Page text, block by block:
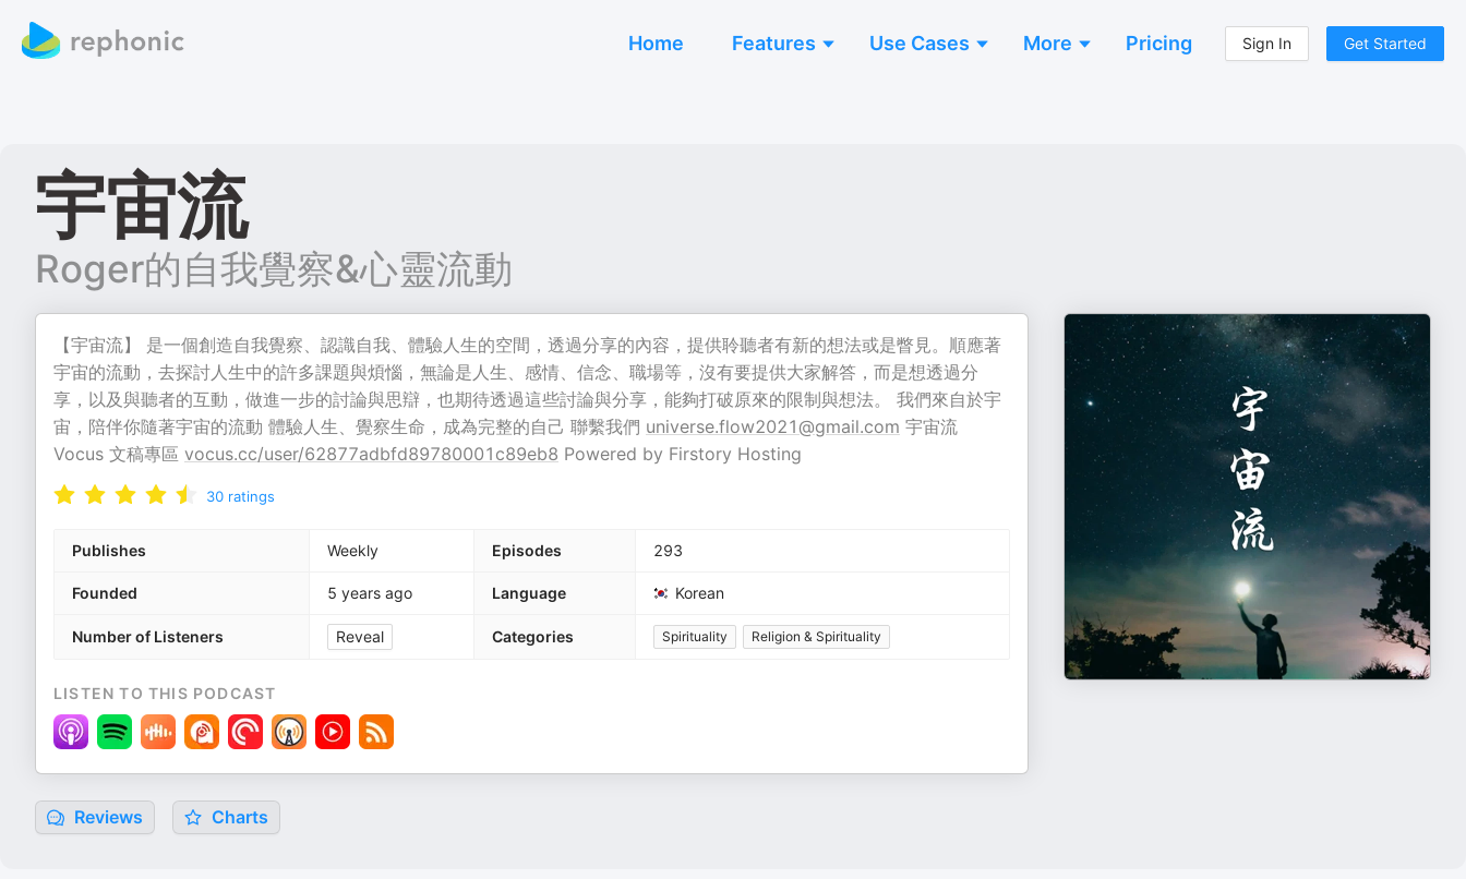
Home Features Use Cases More Pricing Sign In Get Started
宇宙流
Roger的自我覺察&心靈流動
【宇宙流】 是一個創造自我覺察、認識自我、體驗人生的空間，透過分享的內容，提供聆聽者有新的想法或是瞥見。順應著
宇宙的流動，去探討人生中的許多課題與煩惱，無論是人生、感情、信念、職場等，沒有要提供大家解答，而是想透過分
享，以及與聽者的互動，做進一步的討論與思辯，也期待透過這些討論與分享，能夠打破原來的限制與想法。 我們來自於宇
宙，陪伴你隨著宇宙的流動 體驗人生、覺察生命，成為完整的自己 聯繫我們 universe.flow2021@gmail.com 宇宙流
Vocus 文稿專區 vocus.cc/user/62877adbfd89780001c89eb8 Powered by Firstory Hosting
30 ratings
Publishes Weekly Episodes 293
Founded 5 years ago Language Korean
Number of Listeners Reveal Categories Spirituality Religion & Spirituality
LISTEN TO THIS PODCAST
Reviews Charts